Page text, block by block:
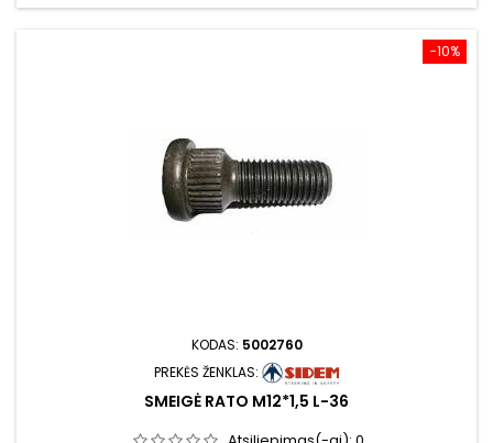
−10%
KODAS: 5002760
PREKĖS ŽENKLAS:
SMEIGĖ RATO M12*1,5 L-36